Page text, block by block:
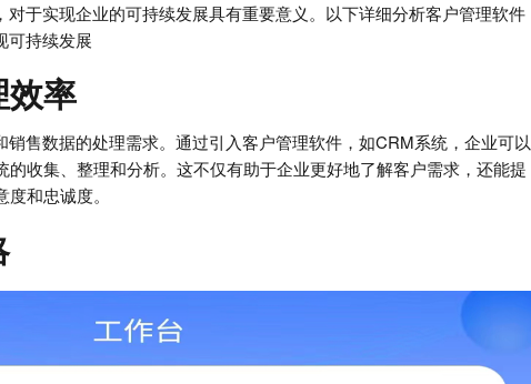
于实现企业的可持续发展具有重要意义。以下详细分析客户管理软件
可持续发展
效率
售数据的处理需求。通过引入客户管理软件，如CRM系统，企业可以
收集、整理和分析。这不仅有助于企业更好地了解客户需求，还能提
和忠诚度。